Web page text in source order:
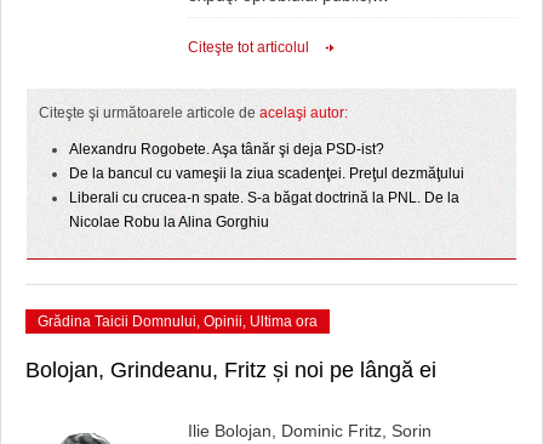
Citeşte tot articolul
Citeşte şi următoarele articole de acelaşi autor:
Alexandru Rogobete. Aşa tânăr şi deja PSD-ist?
De la bancul cu vameşii la ziua scadenţei. Preţul dezmăţului
Liberali cu crucea-n spate. S-a băgat doctrină la PNL. De la
Nicolae Robu la Alina Gorghiu
Grădina Taicii Domnului Opinii Ultima ora
Bolojan, Grindeanu, Fritz și noi pe lângă ei
Ilie Bolojan, Dominic Fritz, Sorin